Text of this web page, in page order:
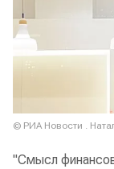
© РИА Новости .
"Смысл